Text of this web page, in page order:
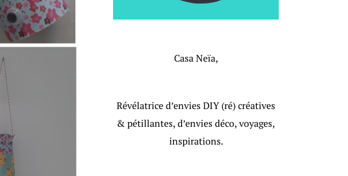
Casa Neïa,
Révélatrice d’envies DIY (ré) créatives
& pétillantes, d’envies déco, voyages,
inspirations.